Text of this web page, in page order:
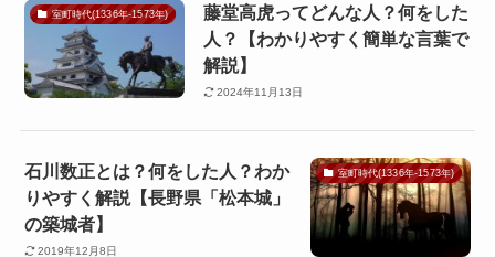
室町時代(1336年-1573年)
藤堂高虎ってどんな人？何をした
人？【わかりやすく簡単な言葉で
解説】
2024年11月13日
室町時代(1336年-1573年)
石川数正とは？何をした人？わか
りやすく解説【長野県「松本城」
の築城者】
2019年12月8日